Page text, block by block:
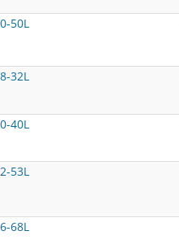
50L
32L
40L
53L
68L